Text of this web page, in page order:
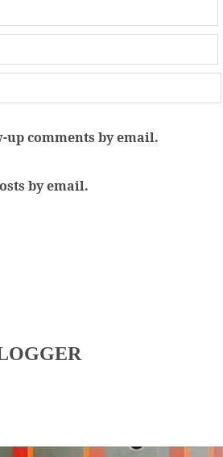
comments by email.
by email.